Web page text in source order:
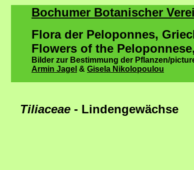
Bochumer Botanischer
Flora der Peloponnes,
Flowers of the
Bilder zur Bestimmung der Pflanzen/
Armin Jagel & Gisela Nikolopoulou
Tiliaceae - Lindengewächse